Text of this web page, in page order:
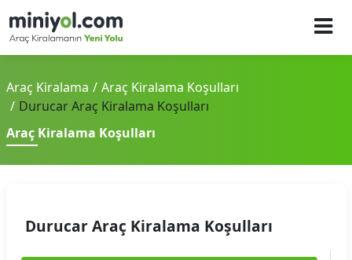
Araç Kiralama
Araç Kiralama Koşulları
Durucar Araç Kiralama Koşulları
Araç Kiralama Koşulları
Durucar Araç Kiralama Koşulları